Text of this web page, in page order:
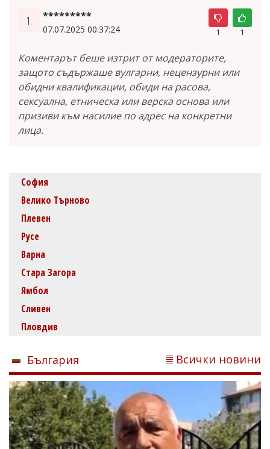
1. *********
07.07.2025 00:37:24 1 1
Коментарът беше изтрит от модераторите,
защото съдържаше вулгарни, нецензурни или
обидни квалификации, обиди на расова,
сексуална, етническа или верска основа или
призиви към насилие по адрес на конкретни
лица.
София
Велико Търново
Плевен
Русе
Варна
Стара Загора
Ямбол
Сливен
Пловдив
България Всички новини